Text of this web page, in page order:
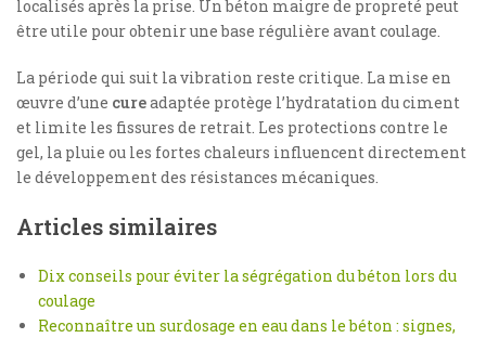
localisés après la prise. Un béton maigre de propreté peut
être utile pour obtenir une base régulière avant coulage.
La période qui suit la vibration reste critique. La mise en
œuvre d’une cureadaptée protège l’hydratation du ciment
et limite les fissures de retrait. Les protections contre le
gel, la pluie ou les fortes chaleurs influencent directement
le développement des résistances mécaniques.
Articles similaires
Dix conseils pour éviter la ségrégation du béton lors du
coulage
Reconnaître un surdosage en eau dans le béton : signes,